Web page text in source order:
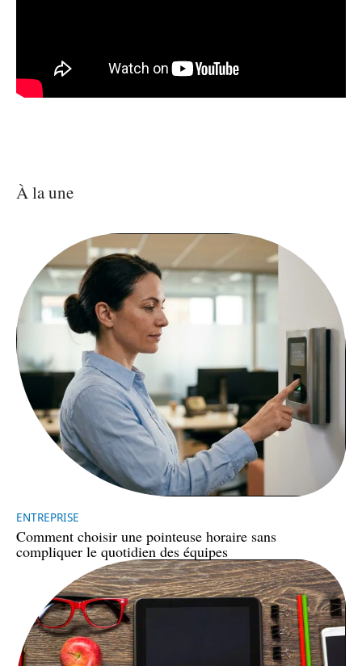
À la une
ENTREPRISE
Comment choisir une pointeuse horaire sans
compliquer le quotidien des équipes